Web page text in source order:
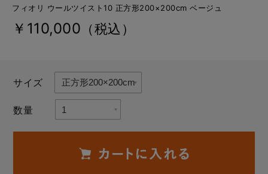
フィオリ ウールツイスト10 正方形200×200cm ベージュ
￥110,000 （税込）
サイズ
数量